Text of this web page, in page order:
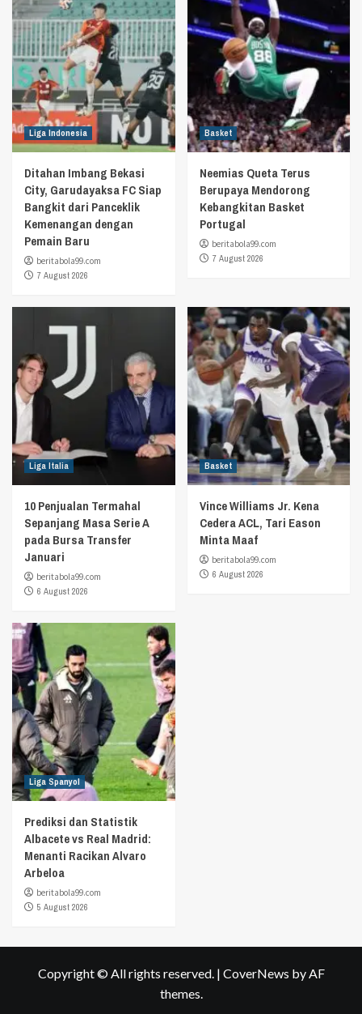
Liga Indonesia
Ditahan Imbang Bekasi
City, Garudayaksa FC Siap
Bangkit dari Panceklik
Kemenangan dengan
Pemain Baru
beritabola99.com
7 August 2026
Basket
Neemias Queta Terus
Berupaya Mendorong
Kebangkitan Basket
Portugal
beritabola99.com
7 August 2026
Liga Italia
10 Penjualan Termahal
Sepanjang Masa Serie A
pada Bursa Transfer
Januari
beritabola99.com
6 August 2026
Basket
Vince Williams Jr. Kena
Cedera ACL, Tari Eason
Minta Maaf
beritabola99.com
6 August 2026
Liga Spanyol
Prediksi dan Statistik
Albacete vs Real Madrid:
Menanti Racikan Alvaro
Arbeloa
beritabola99.com
5 August 2026
Copyright © All rights reserved. | CoverNews by AF
themes.